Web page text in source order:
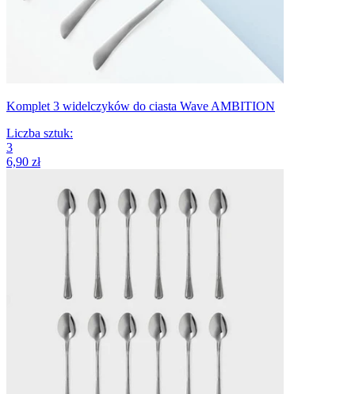
Komplet 3 widelczyków do ciasta Wave AMBITION
Liczba sztuk:
3
6,90 zł